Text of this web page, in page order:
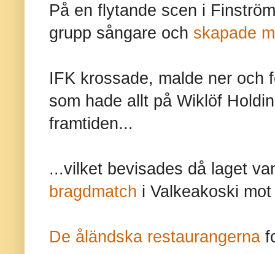
På en flytande scen i
grupp sångare och skapade
IFK krossade, malde ner och
som hade allt på Wiklöf
framtiden...
...vilket bevisades då laget
bragdmatch i Valkeakoski
De åländska restaurangerna